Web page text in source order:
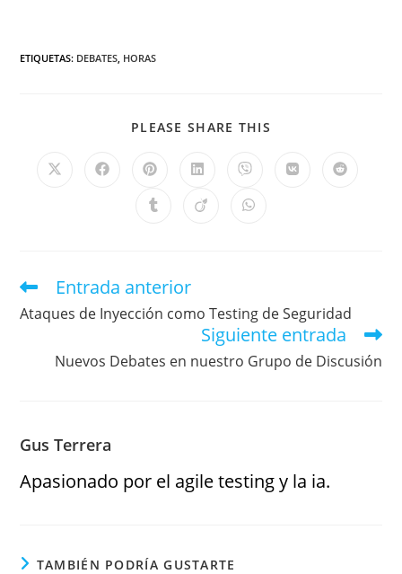
ETIQUETAS: DEBATES, HORAS
PLEASE SHARE THIS
Entrada anterior
Ataques de Inyección como Testing de Seguridad
Siguiente entrada
Nuevos Debates en nuestro Grupo de Discusión
Gus Terrera
Apasionado por el agile testing y la ia.
TAMBIÉN PODRÍA GUSTARTE